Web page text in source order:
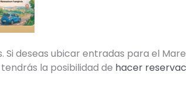
Si deseas ubicar entradas para el
la posibilidad de hacer